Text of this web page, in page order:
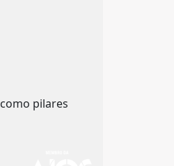
como pilares